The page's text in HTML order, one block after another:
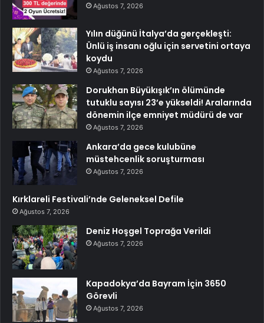
Ağustos 7, 2026
Yılın düğünü İtalya’da gerçekleşti:
Ünlü iş insanı oğlu için servetini ortaya
koydu
Ağustos 7, 2026
Dorukhan Büyükışık’ın ölümünde
tutuklu sayısı 23’e yükseldi! Aralarında
dönemin ilçe emniyet müdürü de var
Ağustos 7, 2026
Ankara’da gece kulubüne
müstehcenlik soruşturması
Ağustos 7, 2026
Kırklareli Festivali’nde Geleneksel Defile
Ağustos 7, 2026
Deniz Hoşgel Toprağa Verildi
Ağustos 7, 2026
Kapadokya’da Bayram İçin 3650
Görevli
Ağustos 7, 2026